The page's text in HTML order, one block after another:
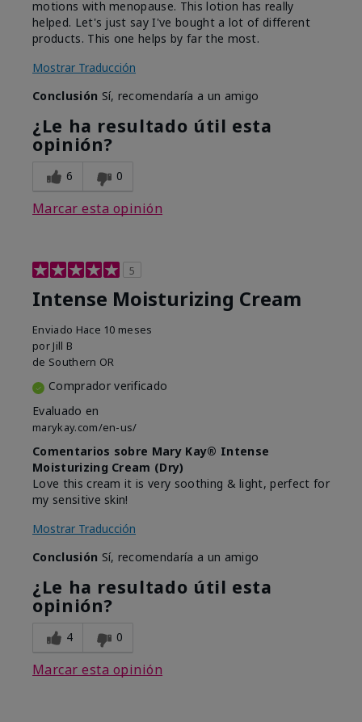
motions with menopause. This lotion has really
helped. Let's just say I've bought a lot of different
products. This one helps by far the most.
Mostrar Traducción
Conclusión Sí, recomendaría a un amigo
¿Le ha resultado útil esta
opinión?
6 0
Marcar esta opinión
5
Intense Moisturizing Cream
Enviado Hace 10 meses
por Jill B
de Southern OR
Comprador verificado
Evaluado en
marykay.com/en-us/
Comentarios sobre Mary Kay® Intense
Moisturizing Cream (Dry)
Love this cream it is very soothing & light, perfect for
my sensitive skin!
Mostrar Traducción
Conclusión Sí, recomendaría a un amigo
¿Le ha resultado útil esta
opinión?
4 0
Marcar esta opinión